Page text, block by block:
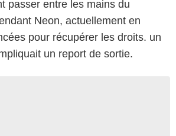
passer entre les mains du
Neon, actuellement en
pour récupérer les droits. un
un report de sortie.